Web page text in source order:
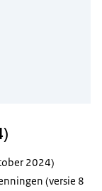
2024)
(versie 8